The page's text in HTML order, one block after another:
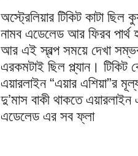
অস্ট্রেলিয়ার টিকিট কাটা ছিল
নামব এডেলেড আর ফিরব
আর এই স্বল্প সময়ে দেখা
এরকমটাই ছিল প্ল্যান। টিকিট
এয়ারলাইন “এয়ার এশিয়া”র
দু’মাস বাকী থাকতে
এডেলেড এর সব ফ্লা